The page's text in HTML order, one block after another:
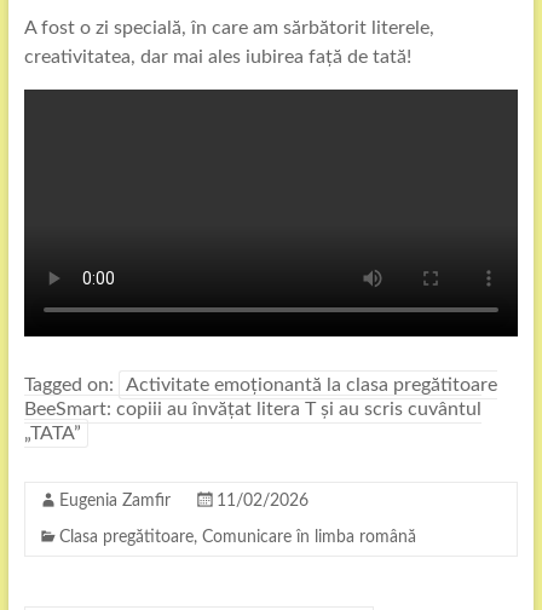
A fost o zi specială, în care am sărbătorit literele,
creativitatea, dar mai ales iubirea față de tată!
Tagged on:
Activitate emoționantă la clasa pregătitoare
BeeSmart: copiii au învățat litera T și au scris cuvântul
„TATA”
Eugenia Zamfir 11/02/2026
Clasa pregătitoare, Comunicare în limba română